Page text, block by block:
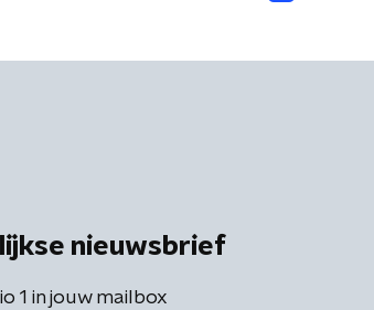
nieuwsbrief
1 in jouw mailbox